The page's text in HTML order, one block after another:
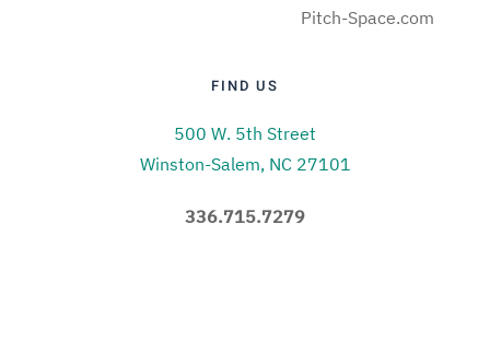
Pitch-Space.com
FIND US
500 W. 5th Street
Winston-Salem, NC 27101
336.715.7279